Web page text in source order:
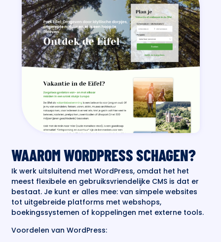
WAAROM WORDPRESS SCHAGEN?
Ik werk uitsluitend met WordPress, omdat het het
meest flexibele en gebruiksvriendelijke CMS is dat er
bestaat. Je kunt er alles mee: van simpele websites
tot uitgebreide platforms met webshops,
boekingssystemen of koppelingen met externe tools.
Voordelen van WordPress: